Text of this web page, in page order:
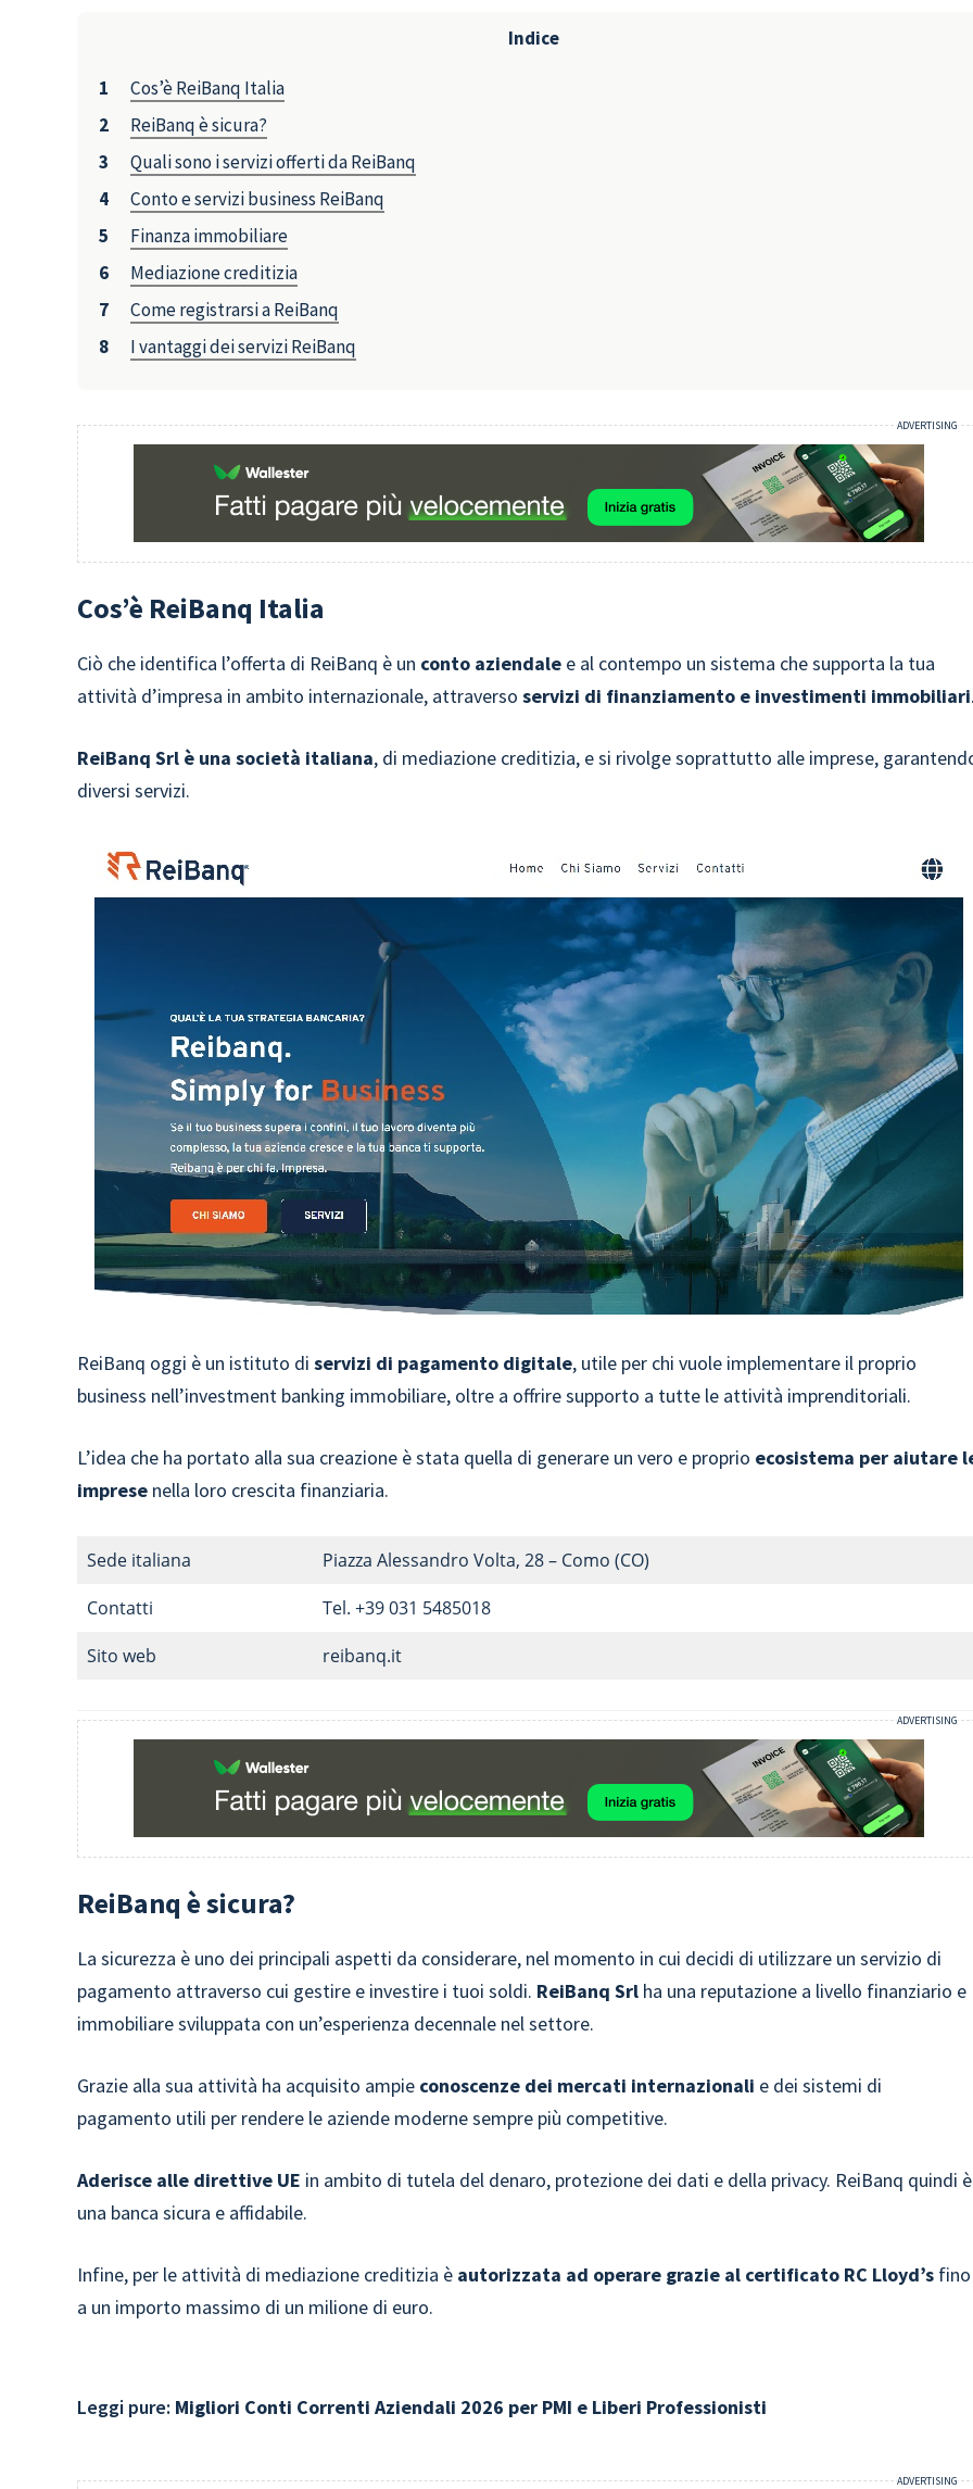
Indice
Cos’è ReiBanq Italia
ReiBanq è sicura?
Quali sono i servizi offerti da ReiBanq
Conto e servizi business ReiBanq
Finanza immobiliare
Mediazione creditizia
Come registrarsi a ReiBanq
I vantaggi dei servizi ReiBanq
Cos’è ReiBanq Italia
Ciò che identifica l’offerta di ReiBanq è un conto aziendale e al contempo un sistema che supporta la tua
attività d’impresa in ambito internazionale, attraversoservizi di finanziamento e investimenti immobiliari.
ReiBanq Srl è una società italiana, di mediazione creditizia, e si rivolge soprattutto alle imprese,
diversi servizi.
ReiBanq oggi è un istituto diservizi di pagamento digitale, utile per chi vuole implementare il proprio
business nell’investment banking immobiliare, oltre a offrire supporto a tutte le attività imprenditoriali.
L’idea che ha portato alla sua creazione è stata quella di generare un vero e proprio ecosistema per aiutare
imprese nella loro crescita finanziaria.
Sede italiana
Piazza Alessandro Volta, 28 – Como (CO)
Contatti
Tel. +39 031 5485018
Sito web
reibanq.it
ReiBanq è sicura?
La sicurezza è uno dei principali aspetti da considerare, nel momento in cui decidi di utilizzare un servizio di
pagamento attraverso cui gestire e investire i tuoi soldi. ReiBanq Srl ha una reputazione a livello finanziario e
immobiliare sviluppata con un’esperienza decennale nel settore.
Grazie alla sua attività ha acquisito ampie conoscenze dei mercati internazionali e dei sistemi di
pagamento utili per rendere le aziende moderne sempre più competitive.
Aderisce alle direttive UE in ambito di tutela del denaro, protezione dei dati e della privacy. ReiBanq quindi è
una banca sicura e affidabile.
Infine, per le attività di mediazione creditizia è autorizzata ad operare grazie al certificato RC Lloyd’s fino
a un importo massimo di un milione di euro.
Leggi pure: Migliori Conti Correnti Aziendali 2026 per PMI e Liberi Professionisti